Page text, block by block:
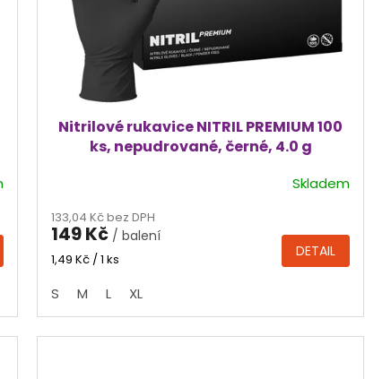
Nitrilové rukavice NITRIL PREMIUM 100
ks, nepudrované, černé, 4.0 g
produktu
je
4,4
5
Skladem
133,04 Kč bez DPH
149 Kč / balení
Měrná
1,49 Kč / 1 ks DETAIL
S M L XL